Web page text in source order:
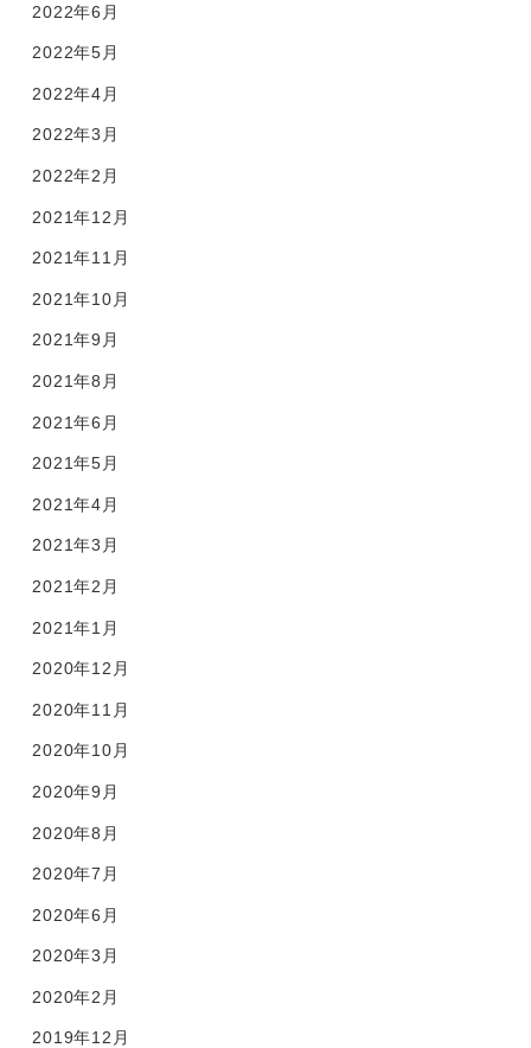
2022年6月
2022年5月
2022年4月
2022年3月
2022年2月
2021年12月
2021年11月
2021年10月
2021年9月
2021年8月
2021年6月
2021年5月
2021年4月
2021年3月
2021年2月
2021年1月
2020年12月
2020年11月
2020年10月
2020年9月
2020年8月
2020年7月
2020年6月
2020年3月
2020年2月
2019年12月